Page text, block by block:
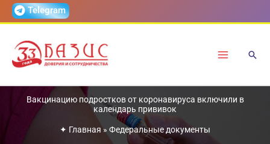
ПерейтиTelegram
Вакцинацию подростков от коронавируса включили в
календарь прививок
✦ Главная» Федеральные документы